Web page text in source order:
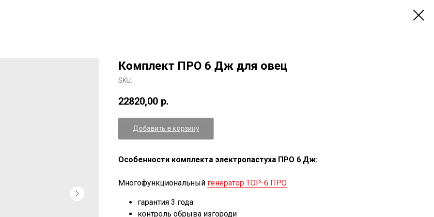
Комплект ПРО 6 Дж для овец
SKU:
22820,00 р.
Добавить в корзину
Особенности комплекта электропастуха ПРО 6 Дж:
Многофункциональный генератор ТОР-6 ПРО
гарантия 3 года
контроль обрыва изгороди